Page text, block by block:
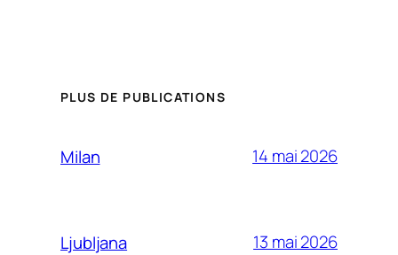
PLUS DE PUBLICATIONS
Milan 14 mai 2026
Ljubljana 13 mai 2026